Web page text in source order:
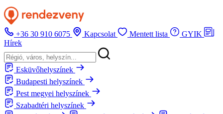
+36 30 910 6075 Kapcsolat Mentett lista
GYIK
Hírek
Esküvőhelyszínek
Budapesti helyszínek
Pest megyei helyszínek
Szabadtéri helyszínek